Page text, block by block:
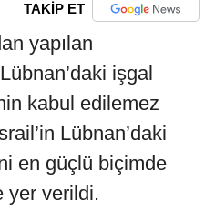
TAKİP ET
yapılan
işgal
kabul edilemez
Lübnan’daki
en güçlü biçimde
yer verildi.